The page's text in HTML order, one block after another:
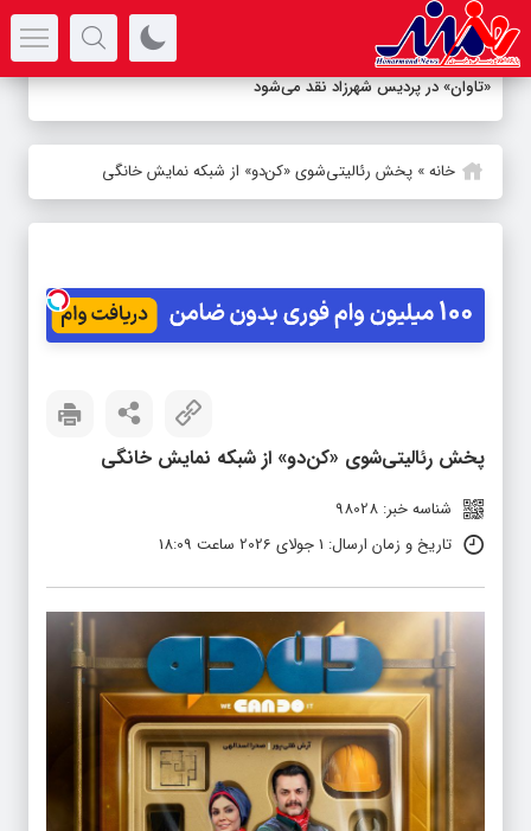
«تاوان» در پردیس شهرزاد نقد می‌شود
خانه» پخش رئالیتی‌شوی «کن‌دو» از شبکه نمایش خانگی
پخش رئالیتی‌شوی «کن‌دو» از شبکه نمایش خانگی
شناسه خبر: 98028
تاریخ و زمان ارسال: 1 جولای 2026 ساعت 18:09